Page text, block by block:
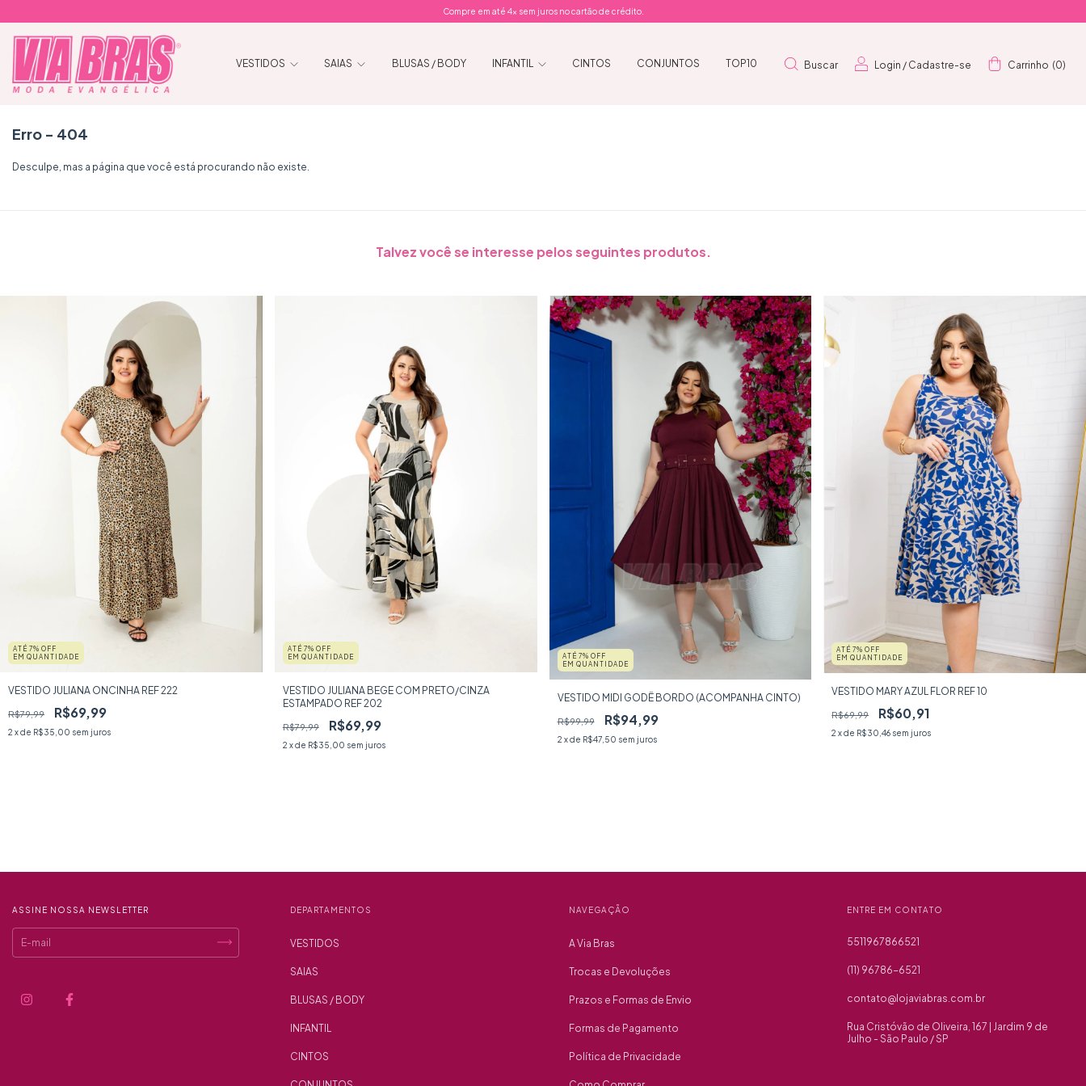
Compre em até 4x sem juros no cartão de crédito.
VESTIDOS SAIAS BLUSAS / BODY INFANTIL CINTOS CONJUNTOS TOP10 Buscar Login / Cadastre-se Carrinho (0)
Erro - 404
Desculpe, mas a página que você está procurando não existe.
Talvez você se interesse pelos seguintes produtos.
ATÉ 7% OFF
EM QUANTIDADE
VESTIDO JULIANA ONCINHA REF 222
R$79,99 R$69,99
2 x de R$35,00 sem juros
ATÉ 7% OFF
EM QUANTIDADE
VESTIDO JULIANA BEGE COM PRETO/CINZA
ESTAMPADO REF 202
R$79,99 R$69,99
2 x de R$35,00 sem juros
ATÉ 7% OFF
EM QUANTIDADE
VESTIDO MIDI GODÊ BORDO (ACOMPANHA CINTO)
R$99,99 R$94,99
2 x de R$47,50 sem juros
ATÉ 7% OFF
EM QUANTIDADE
VESTIDO MARY AZUL FLOR REF 10
R$69,99 R$60,91
2 x de R$30,46 sem juros
ASSINE NOSSA NEWSLETTER DEPARTAMENTOS
VESTIDOS
SAIAS
BLUSAS / BODY
INFANTIL
CINTOS
NAVEGAÇÃO
A Via Bras
Trocas e Devoluções
Prazos e Formas de Envio
Formas de Pagamento
Política de Privacidade
ENTRE EM CONTATO
5511967866521
(11) 96786-6521
contato@lojaviabras.com.br
Rua Cristóvão de Oliveira, 167 | Jardim 9 de
Julho - São Paulo / SP